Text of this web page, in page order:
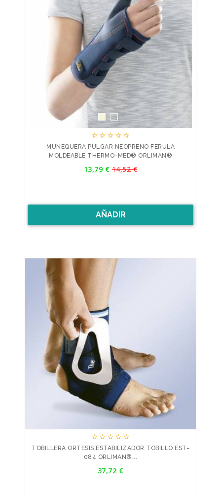
    
MUÑEQUERA PULGAR NEOPRENO FERULA
MOLDEABLE THERMO-MED® ORLIMAN®
13,79 €Precio
14,52 €
AÑADIR
    
TOBILLERA ORTESIS ESTABILIZADOR TOBILLO EST-
084 ORLIMAN®...
37,72 €